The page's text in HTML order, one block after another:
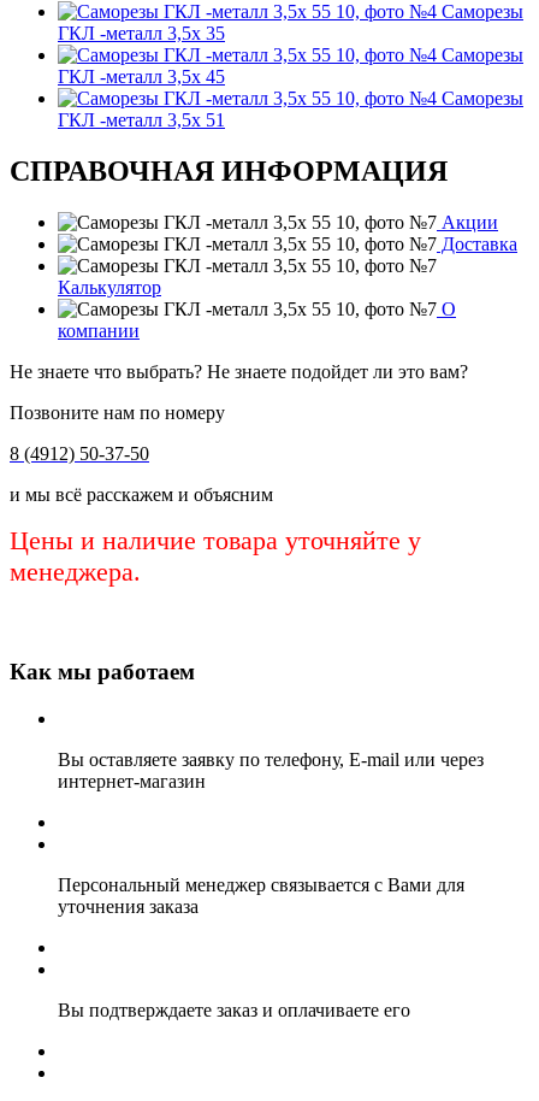
Саморезы
ГКЛ -металл 3,5х 35
Саморезы
ГКЛ -металл 3,5х 45
Саморезы
ГКЛ -металл 3,5х 51
СПРАВОЧНАЯ ИНФОРМАЦИЯ
Акции
Доставка
Калькулятор
О
компании
Не знаете что выбрать? Не знаете подойдет ли это вам?
Позвоните нам по номеру
8 (4912) 50-37-50
и мы всё расскажем и объясним
Цены и наличие товара уточняйте у
менеджера.
Как мы работаем
Вы оставляете заявку по телефону, E-mail или через
интернет-магазин
Персональный менеджер связывается с Вами для
уточнения заказа
Вы подтверждаете заказ и оплачиваете его